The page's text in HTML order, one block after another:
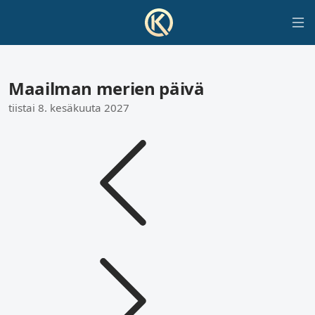
Maailman merien päivä
tiistai 8. kesäkuuta 2027